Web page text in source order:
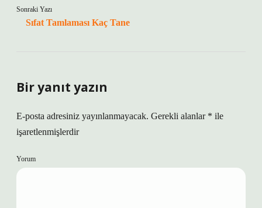
Sonraki Yazı
Sıfat Tamlaması Kaç Tane
Bir yanıt yazın
E-posta adresiniz yayınlanmayacak. Gerekli alanlar * ile
işaretlenmişlerdir
Yorum